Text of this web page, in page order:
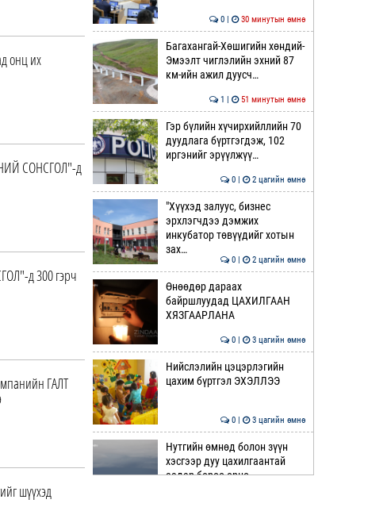
онц их
СОНСГОЛ"-д
д 300 гэрч
ГАЛТ
шүүхэд
0 | 30 минутын өмнө
Багахангай-Хөшигийн хөндий-
Эмээлт чиглэлийн эхний 87
км-ийн ажил дуусч…
1 | 51 минутын өмнө
Гэр бүлийн хүчирхийллийн 70
дуудлага бүртгэгдэж, 102
иргэнийг эрүүлжүү…
0 | 2 цагийн өмнө
"Хүүхэд залуус, бизнес
эрхлэгчдээ дэмжих
инкубатор төвүүдийг хотын
зах…
0 | 2 цагийн өмнө
Өнөөдөр дараах
байршлуудад ЦАХИЛГААН
ХЯЗГААРЛАНА
0 | 3 цагийн өмнө
Нийслэлийн цэцэрлэгийн
цахим бүртгэл ЭХЭЛЛЭЭ
0 | 3 цагийн өмнө
Нутгийн өмнөд болон зүүн
хэсгээр дуу цахилгаантай
аадар бороо орно